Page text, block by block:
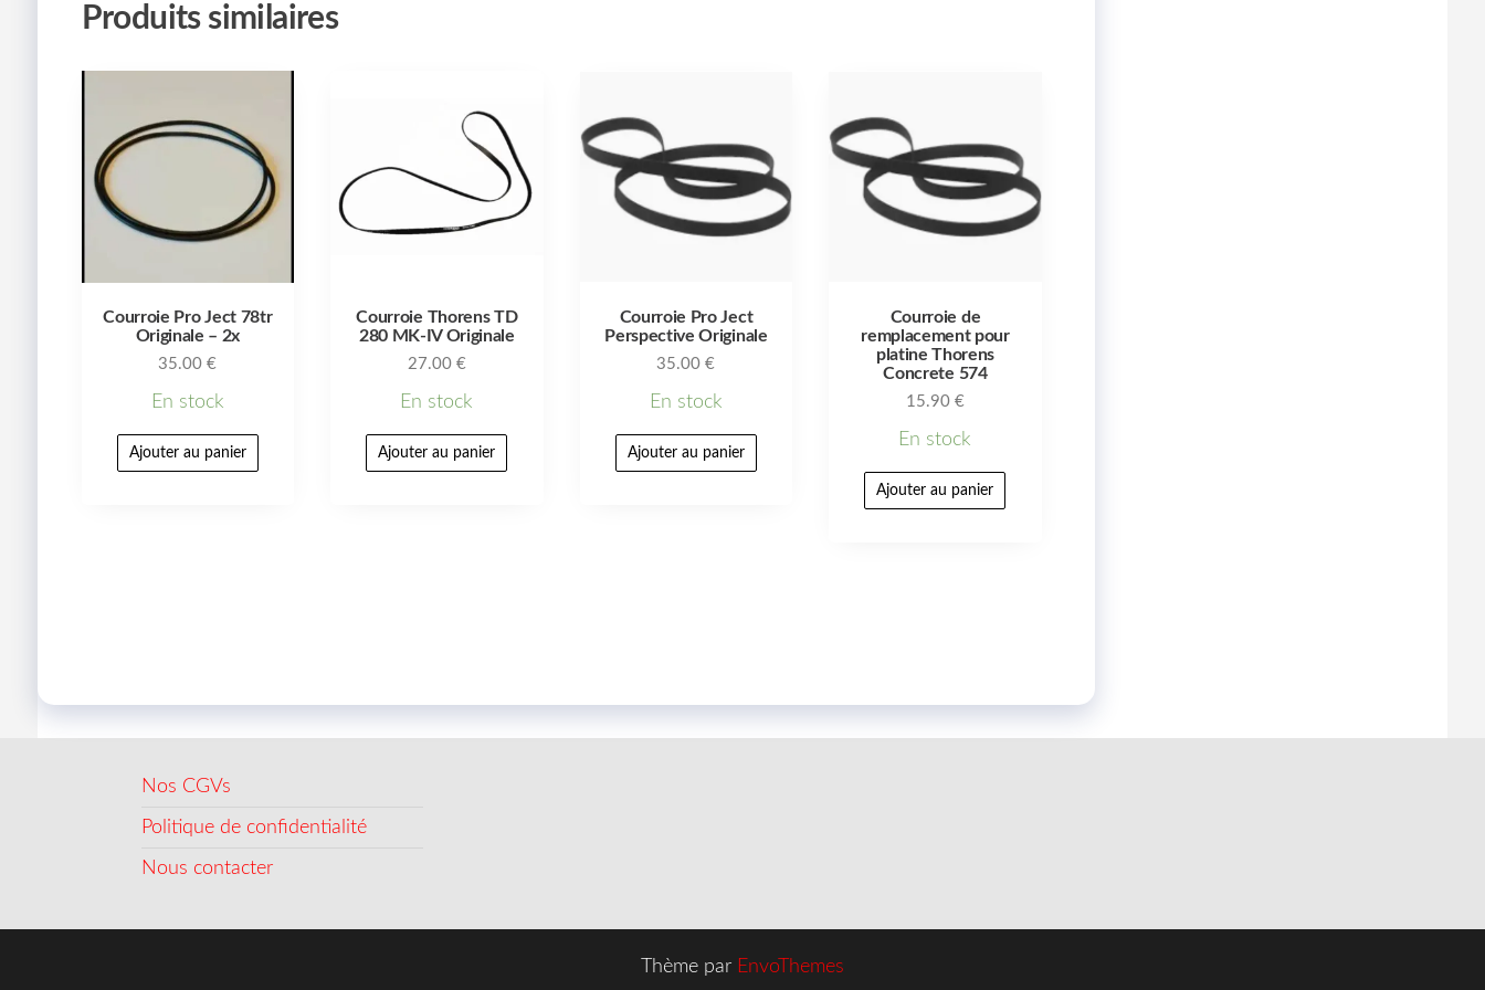
Produits similaires
Courroie Pro Ject 78tr
Originale – 2x
35.00€
En stock
Ajouter au panier
Courroie Thorens TD
280 MK-IV Originale
27.00 €
En stock
Ajouter au panier
Courroie Pro Ject
Perspective Originale
35.00€
En stock
Ajouter au panier
Courroie de
remplacement pour
platine Thorens
Concrete 574
15.90 €
En stock
Ajouter au panier
Nos CGVs
Politique de confidentialité
Nous contacter
Thème par EnvoThemes